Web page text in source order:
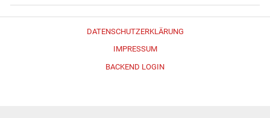
DATENSCHUTZERKLÄRUNG
IMPRESSUM
BACKEND LOGIN